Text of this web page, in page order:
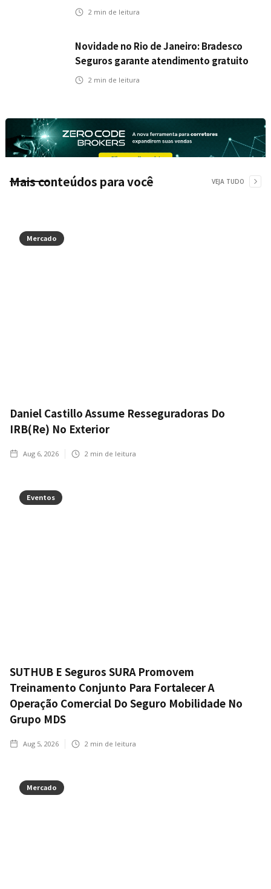
veículos elétricos da Bradesco Seguros
2 min de leitura
Novidade no Rio de Janeiro: Bradesco
Seguros garante atendimento gratuito
na Ponte Rio-Niterói
2 min de leitura
Mais conteúdos para você VEJA TUDO
Mercado
Daniel Castillo Assume Resseguradoras Do
IRB(Re) No Exterior
Aug 6, 2026 2 min de leitura
Eventos
SUTHUB E Seguros SURA Promovem
Treinamento Conjunto Para Fortalecer A
Operação Comercial Do Seguro Mobilidade No
Grupo MDS
Aug 5, 2026 2 min de leitura
Mercado